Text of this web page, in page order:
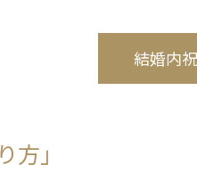
結婚内
方」